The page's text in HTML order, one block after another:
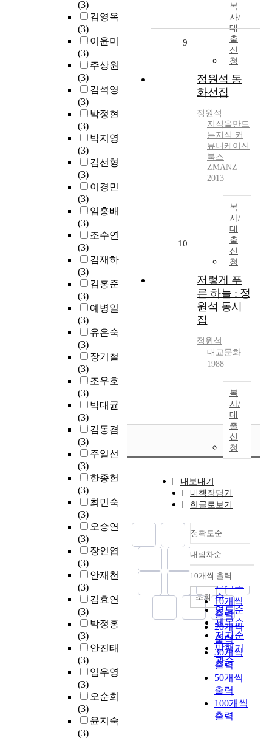
(3)
김영옥
(3)
이윤미
(3)
주상원
(3)
김석영
(3)
박정현
(3)
박지영
(3)
김선형
(3)
이경민
(3)
임홍배
(3)
조수연
(3)
김재하
(3)
김홍준
(3)
예병일
(3)
유은숙
(3)
장기철
(3)
조우호
(3)
박대균
(3)
김동겸
(3)
주일선
(3)
한종헌
(3)
최민숙
(3)
오승연
(3)
장인엽
(3)
안재천
(3)
김효연
(3)
박정홍
(3)
안진태
(3)
임우영
(3)
오순희
(3)
윤지숙
(3)
복
사/
대
출
신
청
9
정원석 동
화선집
정원석
지식을만드
는지식 커
뮤니케이션
북스
ZMANZ
2013
복
사/
대
출
신
청
10
저렇게 푸
른 하늘 : 정
원석 동시
집
정원석
대교문화
1988
복
사/
대
출
신
청
내보내기
내책장담기
한글로보기
정확도순
정확도
순
인기도
순
연도순
제목순
저자순
발행기
관순
내림차순
내림차순
10개씩 출력
10개씩
출력
20개씩
출력
30개씩
출력
50개씩
출력
100개씩
출력
조회